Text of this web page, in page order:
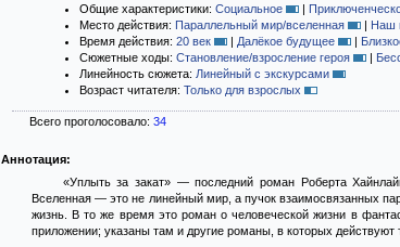
Общие характеристики: Социальное |
Место действия: Параллельный мир/вселенная | Наш
Время действия: 20 век | Далёкое будущее |
Сюжетные ходы: Становление/взросление героя |
Линейность сюжета: Линейный с экскурсами
Возраст читателя: Только для взрослых
Всего проголосовало: 34
Аннотация:
«Уплыть за закат» — последний роман Роберта
Вселенная — это не линейный мир, а пучок взаимосвязанных
жизнь. В то же время это роман о человеческой жизни в
приложении; указаны там и другие романы, в которых действуют